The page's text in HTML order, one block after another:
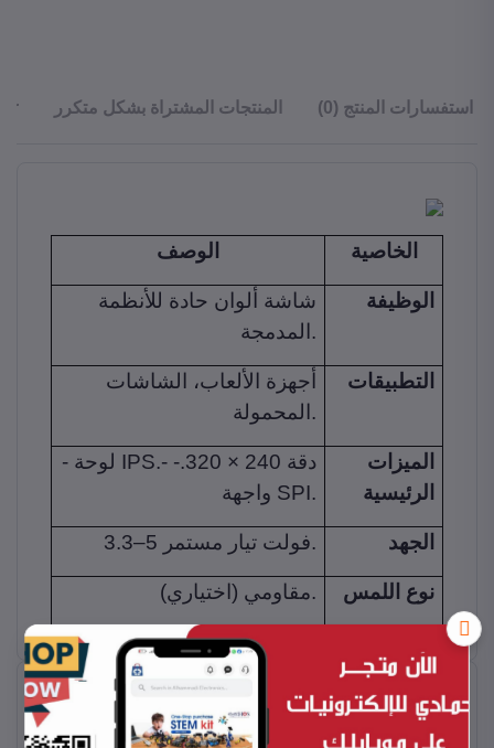
استفسارات المنتج (0) المنتجات المشتراة بشكل متكرر
الخاصية الوصف
الوظيفة
شاشة ألوان حادة للأنظمة
المدمجة.
التطبيقات
أجهزة الألعاب، الشاشات
المحمولة.
الميزات
الرئيسية
- لوحة IPS.- دقة 240 × 320.-
واجهة SPI.
الجهد 3.3–5 فولت تيار مستمر.
نوع اللمس مقاومي (اختياري).
منتجات ذات صله